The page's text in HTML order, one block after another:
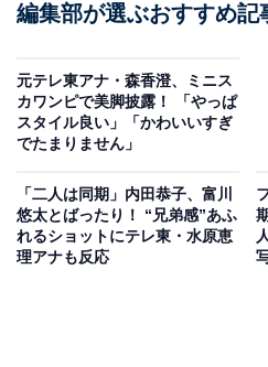
編集部が選ぶおすすめ記
元テレ東アナ・森香澄、ミニス
カワンピで美脚披露！ 「やっぱ
スタイル良い」「かわいいすぎ
でたまりません」
「二人は同期」内田恭子、富川
悠太とばったり！ “兄弟感”あふ
れるショットにテレ東・水原恵
理アナも反応